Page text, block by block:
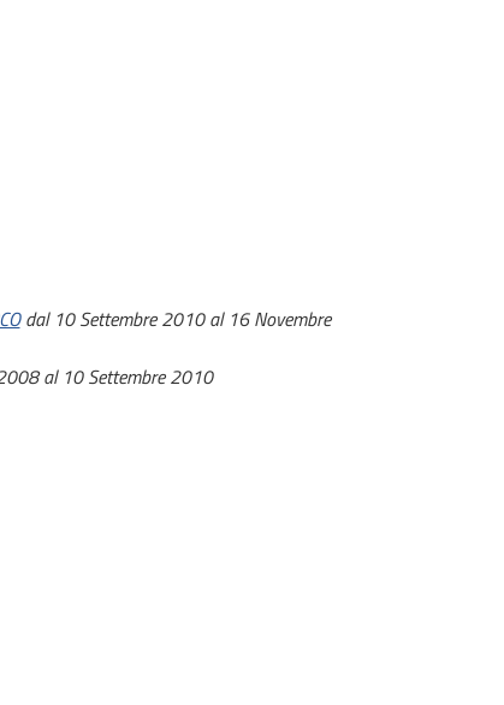
dal 10 Settembre 2010 al 16 Novembre
al 10 Settembre 2010